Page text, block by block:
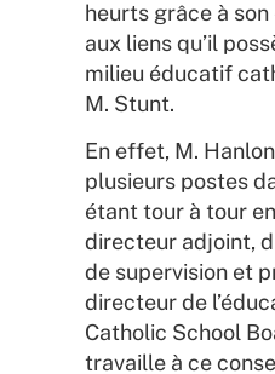
heurts grâce à
aux liens qu’il
milieu éducatif
M. Stunt.
En effet, M.
plusieurs postes
étant tour à tour
directeur adjoint,
de supervision et
directeur de
Catholic School
travaille à ce